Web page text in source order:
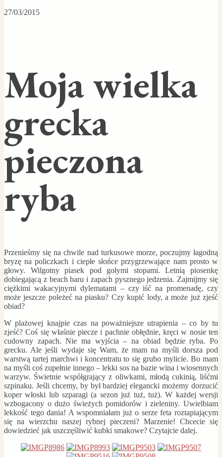
27/03/2015
Moja wielka
grecka
pieczona
ryba
Przenieśmy się na chwile nad turkusowe morze, poczujmy łagodną
bryzę na policzkach i ciepłe słońce przygrzewające nam prosto w
głowy. Wilgotny piasek pod gołymi stopami. Letnią piosenkę
dobiegającą z beach baru i zapach pysznego jedzenia. Zajmijmy się
ciężkimi wakacyjnymi dylematami – czy iść na promenadę, czy
może jeszcze poleżeć na piasku? Czy kupić lody, a może już zjeść
obiad?
W plażowej knajpie czas na poważniejsze utrapienia – co by tu
zjeść? Coś się właśnie piecze i pachnie obłędnie, kręci w nosie ten
cudowny zapach. Nie ma wyjścia – na obiad będzie ryba. Po
grecku. Ale jeśli wydaje się Wam, że mam na myśli dorsza pod
warstwą tartej marchwi i koncentratu to się grubo mylicie. Bo mam
na myśli coś zupełnie innego – lekki sos na bazie wina i wiosennych
warzyw. Świetnie współgrający z oliwkami, młodą cukinią, liśćmi
szpinaku. Jeśli chcemy, by był bardziej elegancki możemy dorzucić
koper włoski lub szparagi (a sezon już tuż, tuż). W każdej wersji
wzbogacony o dużo świeżych pomidorów i zieleniny. Uwielbiam
lekkość tego dania! A wspomniałam już o serze feta roztapiającym
się na wierzchu naszej rybnej pieczeni? Marzenie! Chcecie się
dowiedzieć jak uszczęśliwić kubki smakowe? Czytajcie dalej.